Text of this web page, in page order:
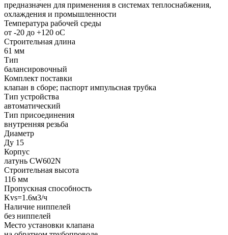
предназначен для применения в системах теплоснабжения,
охлаждения и промышленности
Температура рабочей среды
от -20 до +120 oC
Строительная длина
61 мм
Тип
балансировочный
Комплект поставки
клапан в сборе; паспорт импульсная трубка
Тип устройства
автоматический
Тип присоединения
внутренняя резьба
Диаметр
Ду 15
Корпус
латунь CW602N
Строительная высота
116 мм
Пропускная способность
Kvs=1.6м3/ч
Наличие ниппелей
без ниппелей
Место установки клапана